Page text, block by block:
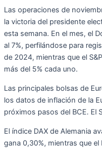
Las operaciones de
la victoria del presidente
esta semana. En el mes, el
al 7%, perfilándose para
de 2024, mientras que el
más del 5% cada uno.
Las principales bolsas de
los datos de inflación de la
próximos pasos del BCE. El
El índice DAX de Alemania
gana 0,30%, mientras que el